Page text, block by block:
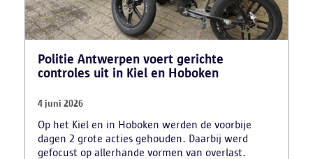
Politie Antwerpen voert gerichte
controles uit in Kiel en Hoboken
4 juni 2026
Op het Kiel en in Hoboken werden de voorbije
dagen 2 grote acties gehouden. Daarbij werd
gefocust op allerhande vormen van overlast.